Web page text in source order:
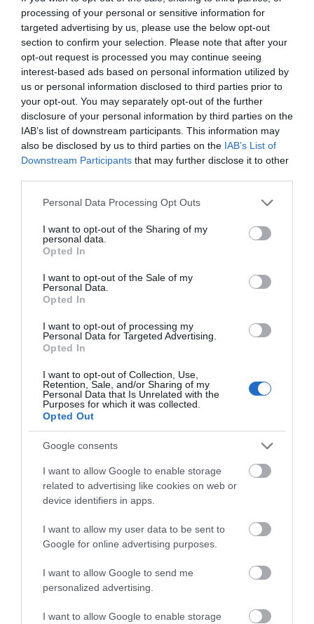
processing of your personal or sensitive information for
targeted advertising by us, please use the below opt-out
section to confirm your selection. Please note that after your
opt-out request is processed you may continue seeing
interest-based ads based on personal information utilized by
us or personal information disclosed to third parties prior to
your opt-out. You may separately opt-out of the further
disclosure of your personal information by third parties on the
IAB’s list of downstream participants. This information may
also be disclosed by us to third parties on the IAB’s List of
Downstream Participants that may further disclose it to other
Please note that this website/app uses one or more Google
not limited to your visit or usage behaviour. You may click to
grant or deny consent to Google and its third-party tags to
use your data for below specified purposes in below Google
consent section.
Personal Data Processing Opt Outs
I want to opt-out of the Sharing of my
personal data.
Opted In
I want to opt-out of the Sale of my
Personal Data.
Opted In
I want to opt-out of processing my
Personal Data for Targeted Advertising.
Opted In
I want to opt-out of Collection, Use,
Retention, Sale, and/or Sharing of my
Personal Data that Is Unrelated with the
Purposes for which it was collected.
Opted Out
Google consents
I want to allow Google to enable storage
related to advertising like cookies on web or
device identifiers in apps.
I want to allow my user data to be sent to
Google for online advertising purposes.
I want to allow Google to send me
personalized advertising.
I want to allow Google to enable storage
Αυτός ο δήμος της Εύβοιας πάει
στα δικαστήρια για τις
ανεμογεννήτριες
07.08.2026 | 18:40
Τραγική κατάληξη είχε η
θαλάσσια εκδρομή για 57χρονο
τουρίστα
07.08.2026 | 18:20
Βαρύ πένθος για τον εκπαιδευτικό
από την Εύβοια που έφυγε από τη
07.08.2026 | 18:00
Αυτοψία στα καμένα: 37 σπίτια
κρίθηκαν κατεδαφιστέα στο
Πόρτο Γερμενό
07.08.2026 | 17:40
Εύβοια: Αυτός είναι ο 36χρονος
επιχειρηματίας πού έχασε την
ζωή του
07.08.2026 | 17:20
Οδηγός λεωφορείου υπέστη
καρδιακό επεισόδιο ενώ οδηγούσε
Αυγουστιάτικη απόβαση στην
Εύβοια – «Κόκκινο» πριν από την
Υψηλή Γέφυρα Χαλκίδας
07.08.2026 | 16:45
το μπαλκόνι
07.08.2026 | 16:30
Τραγωδία στην Εύβοια:
Άνδρας ανασύρθηκε
χωρίς τις αισθήσεις του
από τη θάλασσα
Ανακοινώθηκαν νέες
προσλήψεις σε δήμο
της Εύβοιας: Δείτε εδώ
της Εύβοιας για τις
φωτιές
Εύβοια: Το τελευταίο
«αντίο» στον 36χρονο
Αυτός ο δήμος της
Εύβοιας πάει στα
ανεμογεννήτριες
Βαρύ πένθος για τον
τη ζωή